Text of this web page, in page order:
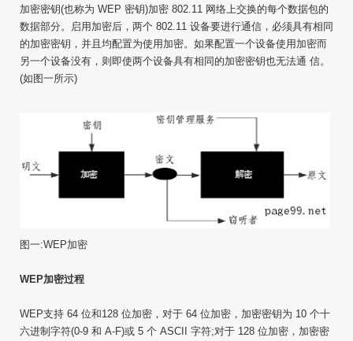
加密密钥(也称为 WEP 密钥)加密 802.11 网络上交换的每个数据包的
数据部分。启用加密后，两个 802.11 设备要进行通信，必须具有相同
的加密密钥，并且均配置为使用加密。如果配置一个设备使用加密而
另一个设备没有，则即使两个设备具有相同的加密密钥也无法通 信。
(如图一所示)
图一:WEP加密
WEP加密过程
WEP支持 64 位和128 位加密，对于 64 位加密，加密密钥为 10 个十
六进制字符(0-9 和 A-F)或 5 个 ASCII 字符;对于 128 位加密，加密密